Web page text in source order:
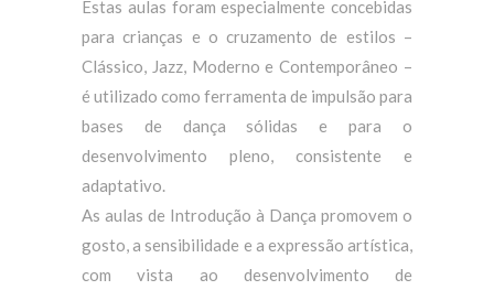
Estas aulas foram especialmente concebidas
para crianças e o cruzamento de estilos –
Clássico, Jazz, Moderno e Contemporâneo –
é utilizado como ferramenta de impulsão para
bases de dança sólidas e para o
desenvolvimento pleno, consistente e
adaptativo.
As aulas de Introdução à Dança promovem o
gosto, a sensibilidade e a expressão artística,
com vista ao desenvolvimento de